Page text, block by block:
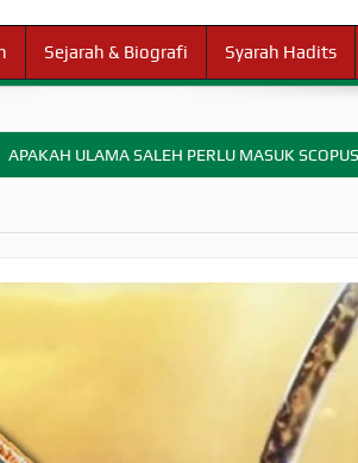
Sejarah & Biografi Syarah Hadits
APAKAH ULAMA SALEH PERLU MASUK
HARAM BISA MENJADI HALAL JIKA SEBAB
HUKUM MEMBAYAR